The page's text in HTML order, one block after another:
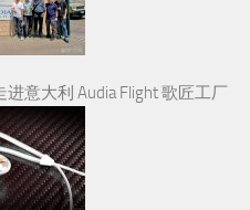
意大利 Audia Flight 歌匠工厂